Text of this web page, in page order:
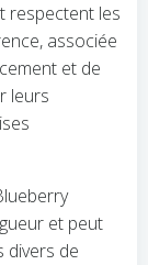
respectent les
associée
et de
leurs
et peut
divers de